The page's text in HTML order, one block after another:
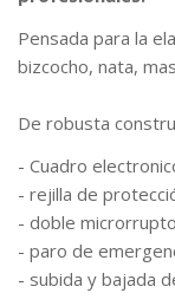
Pensada para la
bizcocho, nata,
De robusta
- Cuadro
- rejilla de
- doble
- paro de
- subida y bajada